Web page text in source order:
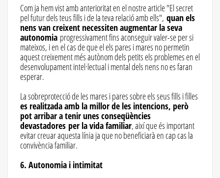
Com ja hem vist amb anterioritat en el nostre article "El secret
pel futur dels teus fills i de la teva relació amb ells", quan els
nens van creixent necessiten augmentar la seva
autonomia progressivament fins aconseguir valer-se per si
mateixos, i en el cas de que el els pares i mares no permetin
aquest creixement més autònom dels petits els problemes en el
desenvolupament intel·lectual i mental dels nens no es faran
esperar.
La sobreprotecció de les mares i pares sobre els seus fills i filles
es realitzada amb la millor de les intencions, però
pot arribar a tenir unes conseqüències
devastadores per la vida familiar, així que és important
evitar creuar aquesta línia ja que no beneficiarà en cap cas la
convivència familiar.
6. Autonomia i intimitat